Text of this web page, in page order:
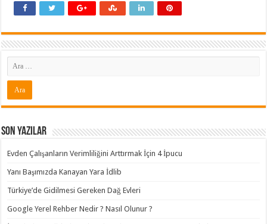
Son Yazılar
Evden Çalışanların Verimliliğini Arttırmak İçin 4 İpucu
Yanı Başımızda Kanayan Yara İdlib
Türkiye’de Gidilmesi Gereken Dağ Evleri
Google Yerel Rehber Nedir ? Nasıl Olunur ?